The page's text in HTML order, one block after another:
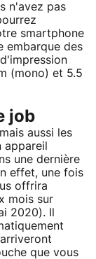
n'avez pas
smartphone
embarque des
(mono) et 5.5
job
aussi les
une dernière
effet, une fois
offrira
mois sur
2020). Il
que vous